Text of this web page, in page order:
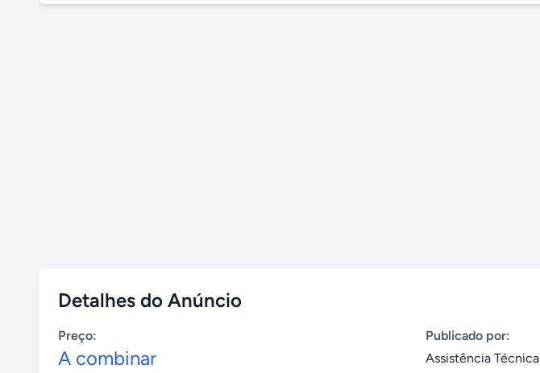
Detalhes do Anúncio
Preço:
A combinar
Publicado por:
Assistência Técnica